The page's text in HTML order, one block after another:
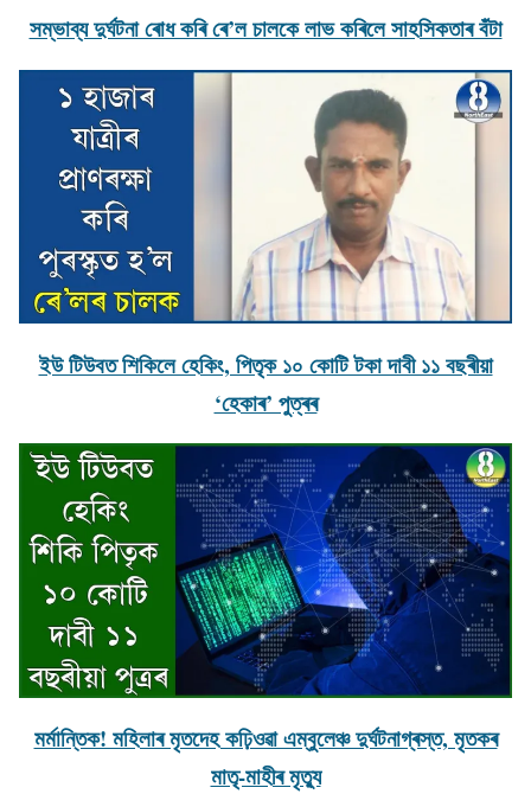
সম্ভাব্য দুৰ্ঘটনা ৰােধ কৰি ৰে’ল চালকে লাভ কৰিলে সাহসিকতাৰ বঁটা
ইউ টিউবত শিকিলে হেকিং, পিতৃক ১০ কোটি টকা দাবী ১১ বছৰীয়া
‘হেকাৰ’ পুত্ৰৰ
মৰ্মান্তিক! মহিলাৰ মৃতদেহ কঢ়িওৱা এম্বুলেঞ্চ দুৰ্ঘটনাগ্ৰস্ত, মৃতকৰ
মাতৃ-মাহীৰ মৃত্যু